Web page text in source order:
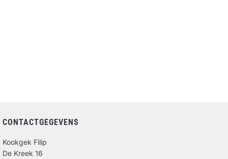
CONTACTGEGEVENS
Kookgek Filip
De Kreek 16